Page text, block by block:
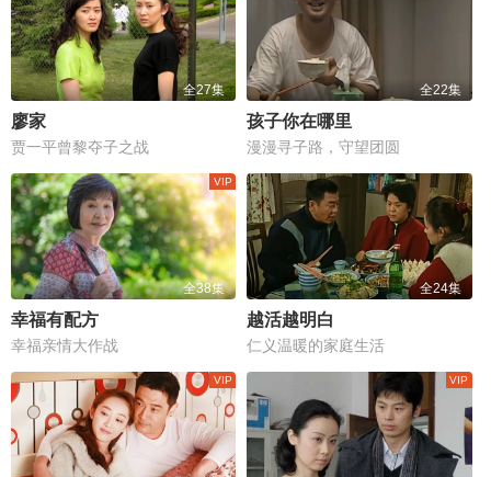
全27集
廖家
贾一平曾黎夺子之战
全22集
孩子你在哪里
漫漫寻子路，守望团圆
全38集
幸福有配方
幸福亲情大作战
全24集
越活越明白
仁义温暖的家庭生活